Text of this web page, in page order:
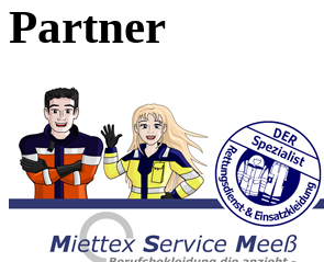
Partner